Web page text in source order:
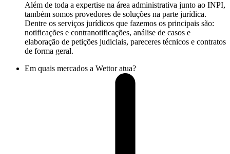
Além de toda a expertise na área administrativa junto ao INPI,
também somos provedores de soluções na parte jurídica.
Dentre os serviços jurídicos que fazemos os principais são:
notificações e contranotificações, análise de casos e
elaboração de petições judiciais, pareceres técnicos e contratos
de forma geral.
Em quais mercados a Wettor atua?